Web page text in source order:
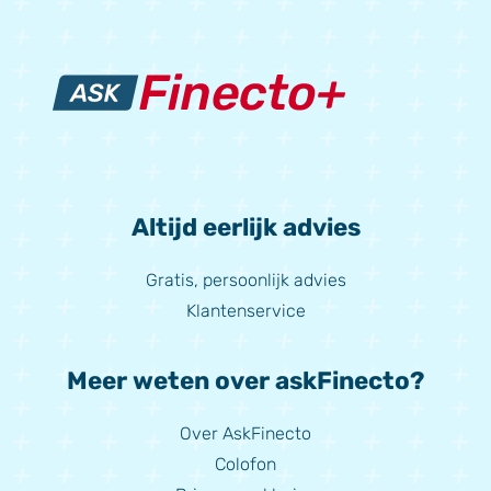
Altijd eerlijk advies
Gratis, persoonlijk advies
Klantenservice
Meer weten over askFinecto?
Over AskFinecto
Colofon